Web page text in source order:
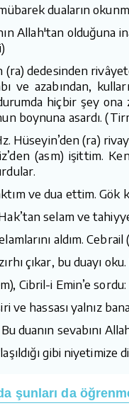
duaların
Allah'tan olduğuna
(ra) dedesinden
ve azabından,
durumda hiçbir şey
boynuna asardı.
Hüseyin’den (ra)
(asm) işittim.
ve dua ettim. Gök
selam ve
aldım.
çıkar, bu duayı
Cibril-i Emin’e sordu:
ve hassası yalnız
duanın sevabını
gibi
şunları da